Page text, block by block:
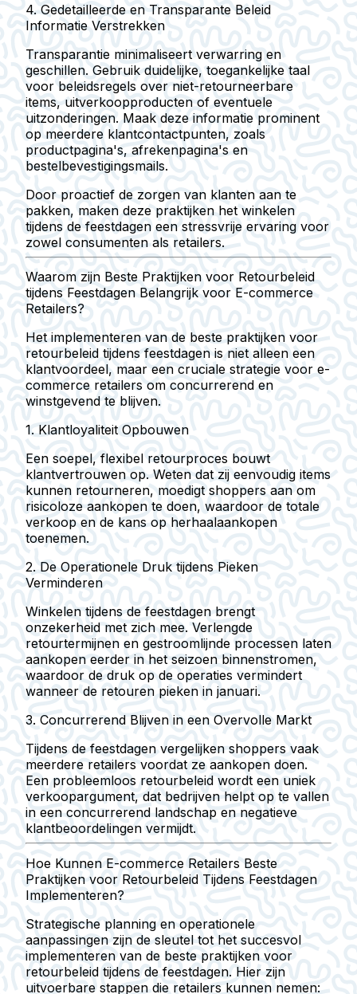
4. Gedetailleerde en Transparante Beleid
Informatie Verstrekken
Transparantie minimaliseert verwarring en
geschillen. Gebruik duidelijke, toegankelijke taal
voor beleidsregels over niet-retourneerbare
items, uitverkoopproducten of eventuele
uitzonderingen. Maak deze informatie prominent
op meerdere klantcontactpunten, zoals
productpagina's, afrekenpagina's en
bestelbevestigingsmails.
Door proactief de zorgen van klanten aan te
pakken, maken deze praktijken het winkelen
tijdens de feestdagen een stressvrije ervaring voor
zowel consumenten als retailers.
Waarom zijn Beste Praktijken voor Retourbeleid
tijdens Feestdagen Belangrijk voor E-commerce
Retailers?
Het implementeren van de beste praktijken voor
retourbeleid tijdens feestdagen is niet alleen een
klantvoordeel, maar een cruciale strategie voor e-
commerce retailers om concurrerend en
winstgevend te blijven.
1. Klantloyaliteit Opbouwen
Een soepel, flexibel retourproces bouwt
klantvertrouwen op. Weten dat zij eenvoudig items
kunnen retourneren, moedigt shoppers aan om
risicoloze aankopen te doen, waardoor de totale
verkoop en de kans op herhaalaankopen
toenemen.
2. De Operationele Druk tijdens Pieken
Verminderen
Winkelen tijdens de feestdagen brengt
onzekerheid met zich mee. Verlengde
retourtermijnen en gestroomlijnde processen laten
aankopen eerder in het seizoen binnenstromen,
waardoor de druk op de operaties vermindert
wanneer de retouren pieken in januari.
3. Concurrerend Blijven in een Overvolle Markt
Tijdens de feestdagen vergelijken shoppers vaak
meerdere retailers voordat ze aankopen doen.
Een probleemloos retourbeleid wordt een uniek
verkoopargument, dat bedrijven helpt op te vallen
in een concurrerend landschap en negatieve
klantbeoordelingen vermijdt.
Hoe Kunnen E-commerce Retailers Beste
Praktijken voor Retourbeleid Tijdens Feestdagen
Implementeren?
Strategische planning en operationele
aanpassingen zijn de sleutel tot het succesvol
implementeren van de beste praktijken voor
retourbeleid tijdens de feestdagen. Hier zijn
uitvoerbare stappen die retailers kunnen nemen: